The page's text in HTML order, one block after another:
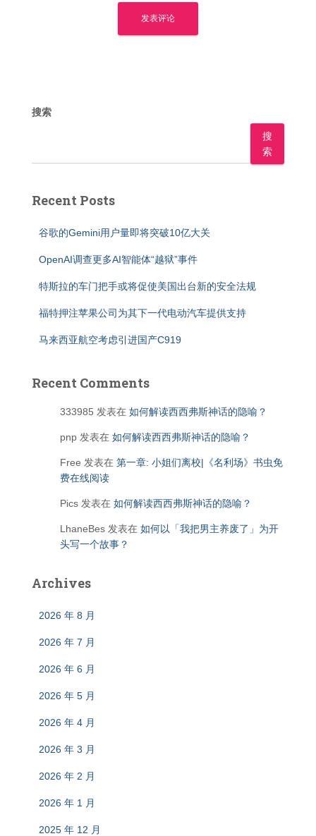
搜索
搜
索
Recent Posts
谷歌的Gemini用户量即将突破10亿大关
OpenAI调查更多AI智能体“越狱”事件
特斯拉的车门把手或将促使美国出台新的安全法规
福特押注苹果公司为其下一代电动汽车提供支持
马来西亚航空考虑引进国产C919
Recent Comments
333985 发表在 如何解读西西弗斯神话的隐喻？
pnp 发表在 如何解读西西弗斯神话的隐喻？
Free 发表在 第一章: 小姐们离校|《名利场》书虫免
费在线阅读
Pics 发表在 如何解读西西弗斯神话的隐喻？
LhaneBes 发表在 如何以「我把男主养废了」为开
头写一个故事？
Archives
2026 年 8 月
2026 年 7 月
2026 年 6 月
2026 年 5 月
2026 年 4 月
2026 年 3 月
2026 年 2 月
2026 年 1 月
2025 年 12 月